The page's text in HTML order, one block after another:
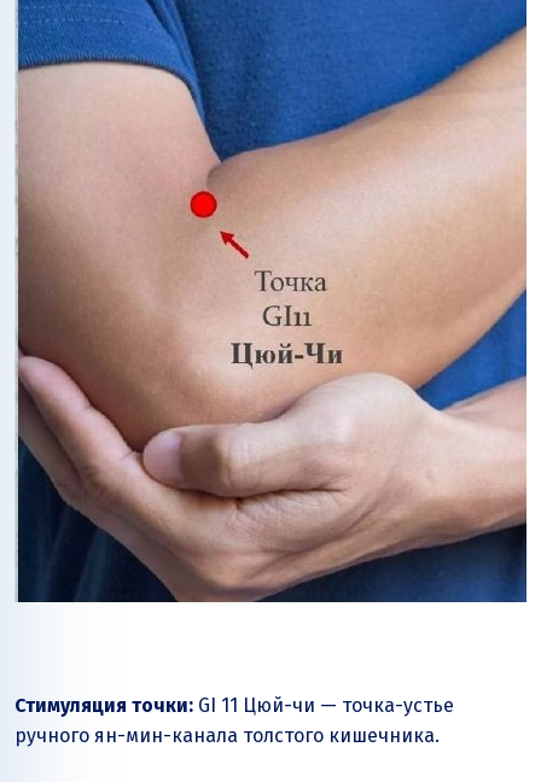
Стимуляция точки: GI 11 Цюй-чи — точка-устье
ручного ян-мин-канала толстого кишечника.